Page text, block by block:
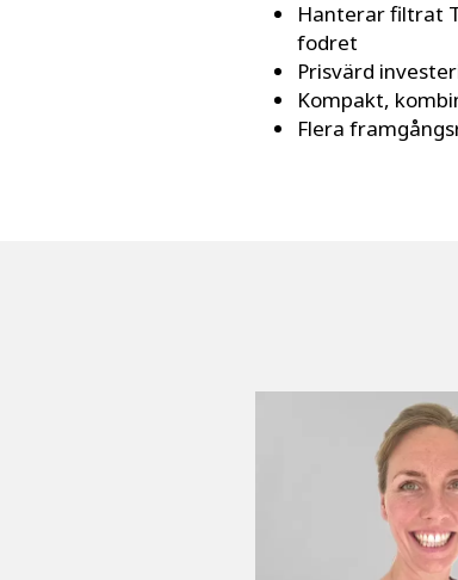
Hanterar filtrat
fodret
Prisvärd
Kompakt,
Flera